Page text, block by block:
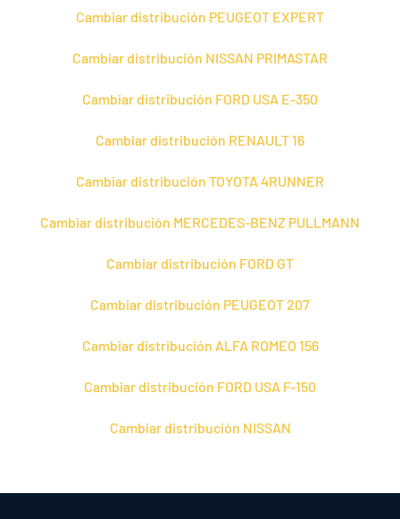
Cambiar distribución PEUGEOT EXPERT
Cambiar distribución NISSAN PRIMASTAR
Cambiar distribución FORD USA E-350
Cambiar distribución RENAULT 16
Cambiar distribución TOYOTA 4RUNNER
Cambiar distribución MERCEDES-BENZ PULLMANN
Cambiar distribución FORD GT
Cambiar distribución PEUGEOT 207
Cambiar distribución ALFA ROMEO 156
Cambiar distribución FORD USA F-150
Cambiar distribución NISSAN